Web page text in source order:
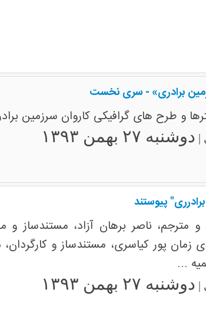
برادری» - سری نخست
و طرح های گرافیکی کاروان سرزمین
دوشنبه ۲۷ بهمن ۱۳۹۳
پیوستند
و مترجم، ناصر برهان آزاد، مستندساز
زمان پور کیاسری، مستندساز و
...
| دوشنبه ۲۷ بهمن ۱۳۹۳